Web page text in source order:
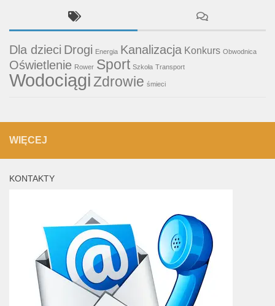
Dla dzieci Drogi Energia Kanalizacja Konkurs Obwodnica
Oświetlenie Rower Sport Szkoła Transport
WodociągiZdrowie śmieci
WIĘCEJ
KONTAKTY